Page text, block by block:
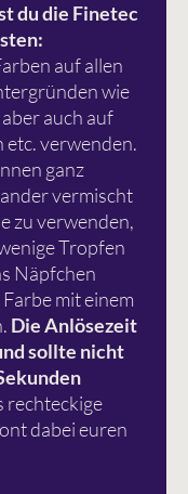
du die Finetec
auf allen
wie
auch auf
etc. verwenden.
ganz
vermischt
zu verwenden,
Tropfen
Näpfchen
mit einem
Die Anlösezeit
sollte nicht
rechteckige
dabei euren